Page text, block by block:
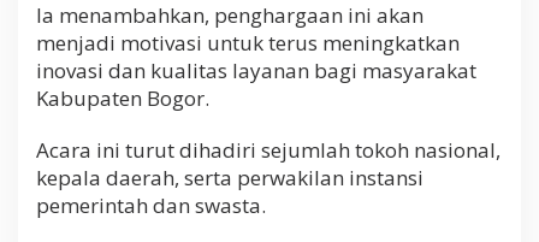
Ia menambahkan, penghargaan ini akan
menjadi motivasi untuk terus meningkatkan
inovasi dan kualitas layanan bagi masyarakat
Kabupaten Bogor.
Acara ini turut dihadiri sejumlah tokoh nasional,
kepala daerah, serta perwakilan instansi
pemerintah dan swasta.